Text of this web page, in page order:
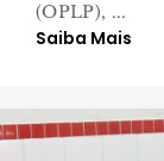
(OPLP), ...
Saiba Mais